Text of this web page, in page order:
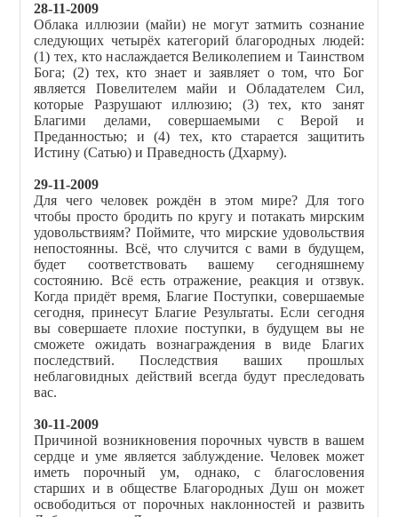
28-11-2009
Облака иллюзии (майи) не могут затмить сознание
следующих четырёх категорий благородных людей:
(1) тех, кто наслаждается Великолепием и Таинством
Бога; (2) тех, кто знает и заявляет о том, что Бог
является Повелителем майи и Обладателем Сил,
которые Разрушают иллюзию; (3) тех, кто занят
Благими делами, совершаемыми с Верой и
Преданностью; и (4) тех, кто старается защитить
Истину (Сатью) и Праведность (Дхарму).
29-11-2009
Для чего человек рождён в этом мире? Для того
чтобы просто бродить по кругу и потакать мирским
удовольствиям? Поймите, что мирские удовольствия
непостоянны. Всё, что случится с вами в будущем,
будет соответствовать вашему сегодняшнему
состоянию. Всё есть отражение, реакция и отзвук.
Когда придёт время, Благие Поступки, совершаемые
сегодня, принесут Благие Результаты. Если сегодня
вы совершаете плохие поступки, в будущем вы не
сможете ожидать вознаграждения в виде Благих
последствий. Последствия ваших прошлых
неблаговидных действий всегда будут преследовать
вас.
30-11-2009
Причиной возникновения порочных чувств в вашем
сердце и уме является заблуждение. Человек может
иметь порочный ум, однако, с благословения
старших и в обществе Благородных Душ он может
освободиться от порочных наклонностей и развить